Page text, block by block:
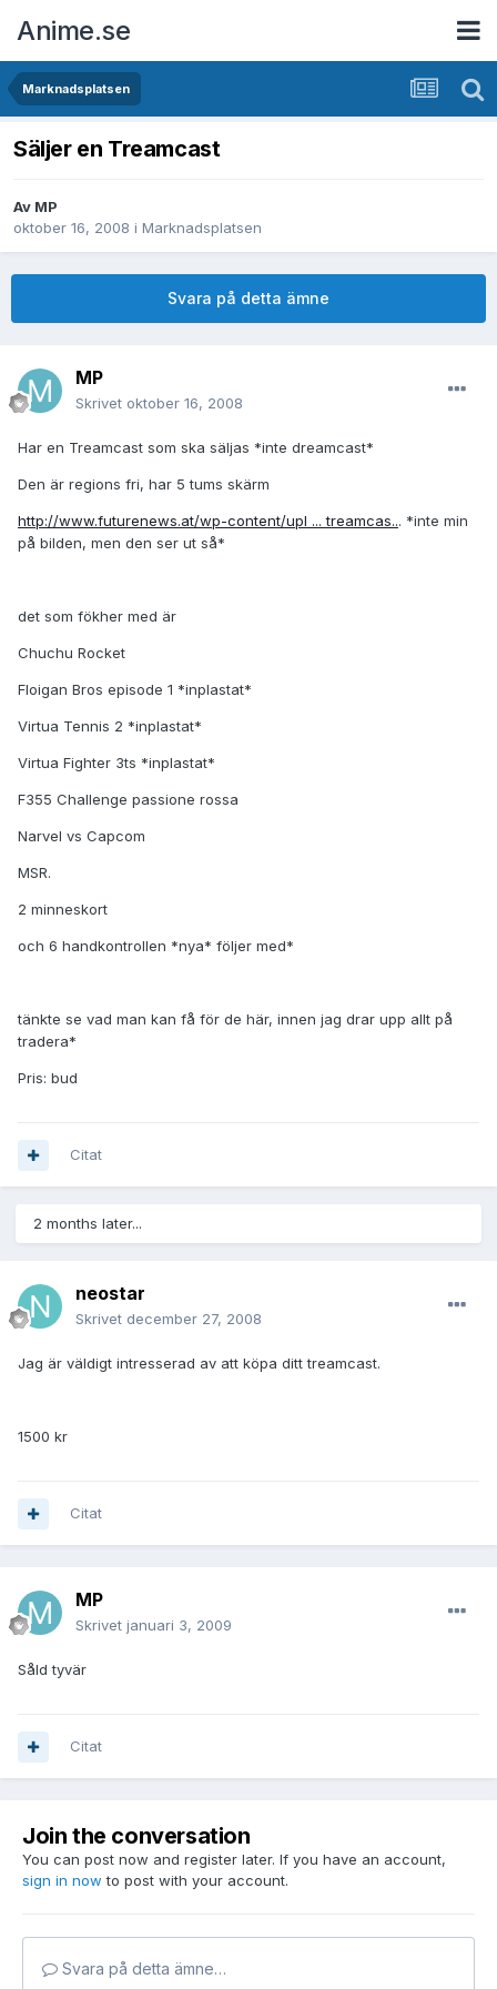
Anime.se
Marknadsplatsen
Säljer en Treamcast
Av MP
oktober 16, 2008 i Marknadsplatsen
Svara på detta ämne
MP
Skrivet oktober 16, 2008
Har en Treamcast som ska säljas *inte dreamcast*
Den är regions fri, har 5 tums skärm
http://www.futurenews.at/wp-content/upl ... treamcas... *inte min
på bilden, men den ser ut så*
det som fökher med är
Chuchu Rocket
Floigan Bros episode 1 *inplastat*
Virtua Tennis 2 *inplastat*
Virtua Fighter 3ts *inplastat*
F355 Challenge passione rossa
Narvel vs Capcom
MSR.
2 minneskort
och 6 handkontrollen *nya* följer med*
tänkte se vad man kan få för de här, innen jag drar upp allt på
tradera*
Pris: bud
Citat
2 months later...
neostar
Skrivet december 27, 2008
Jag är väldigt intresserad av att köpa ditt treamcast.
1500 kr
Citat
MP
Skrivet januari 3, 2009
Såld tyvär
Citat
Join the conversation
You can post now and register later. If you have an account,
sign in now to post with your account.
Svara på detta ämne…